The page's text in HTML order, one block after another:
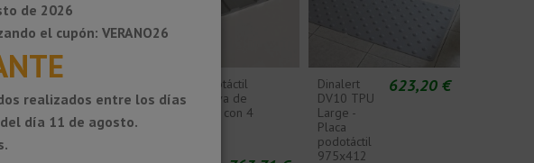
TPU -
podotáctil
Franja podotáctil
autoadhesiva de
poliuretano con 4
Dinalert
DV10 TPU
Large -
Placa
podotáctil
975x412
623,20 €
de 2026
el cupón: VERANO26
realizados entre los días
día 11 de agosto.